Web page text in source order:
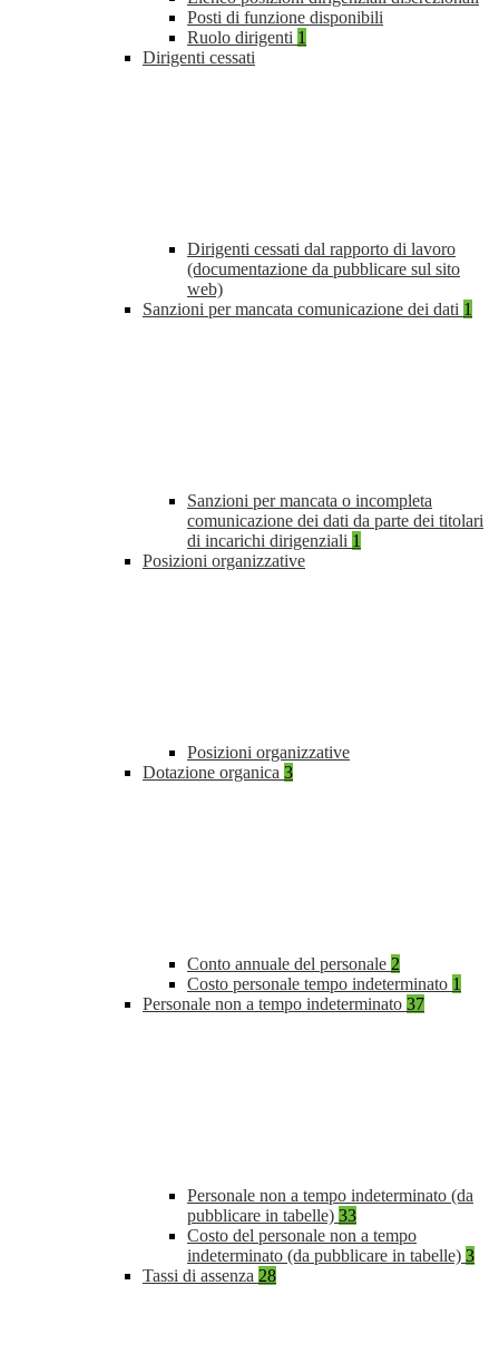
Posti di funzione disponibili
Ruolo dirigenti 1
Dirigenti cessati
Dirigenti cessati dal rapporto di lavoro
(documentazione da pubblicare sul sito
web)
Sanzioni per mancata comunicazione dei dati 1
Sanzioni per mancata o incompleta
comunicazione dei dati da parte dei titolari
di incarichi dirigenziali 1
Posizioni organizzative
Posizioni organizzative
Dotazione organica 3
Conto annuale del personale 2
Costo personale tempo indeterminato 1
Personale non a tempo indeterminato 37
Personale non a tempo indeterminato (da
pubblicare in tabelle) 33
Costo del personale non a tempo
indeterminato (da pubblicare in tabelle) 3
Tassi di assenza 28